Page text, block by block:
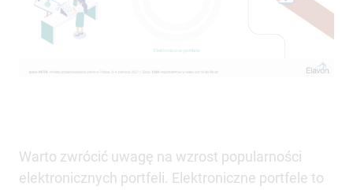
Warto zwrócić uwagę na wzrost popularności
elektronicznych portfeli. Elektroniczne portfele to